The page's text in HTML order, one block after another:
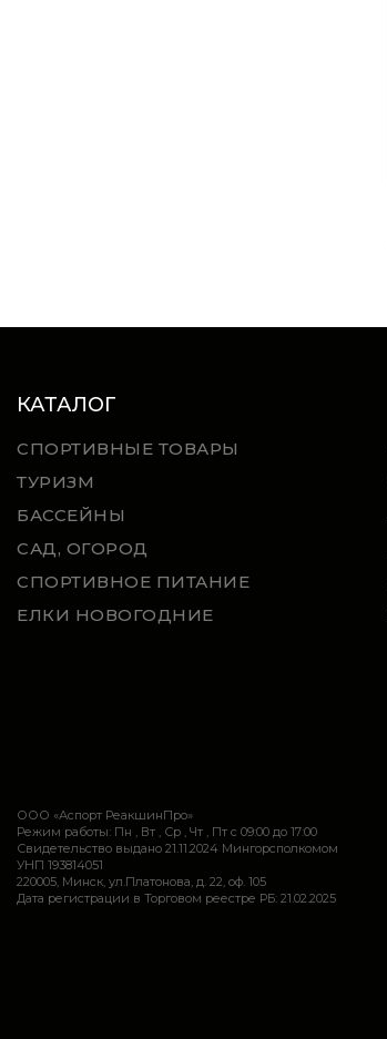
КАТАЛОГ
СПОРТИВНЫЕ ТОВАРЫ
ТУРИЗМ
БАССЕЙНЫ
САД, ОГОРОД
СПОРТИВНОЕ ПИТАНИЕ
ЕЛКИ НОВОГОДНИЕ
ООО «Аспорт РеакшинПро»
Режим работы: Пн , Вт , Ср , Чт , Пт c 09:00 до 17:00
Свидетельство выдано 21.11.2024 Мингорсполкомом
УНП 193814051
220005, Минск, ул.Платонова, д. 22, оф. 105
Дата регистрации в Торговом реестре РБ: 21.02.2025